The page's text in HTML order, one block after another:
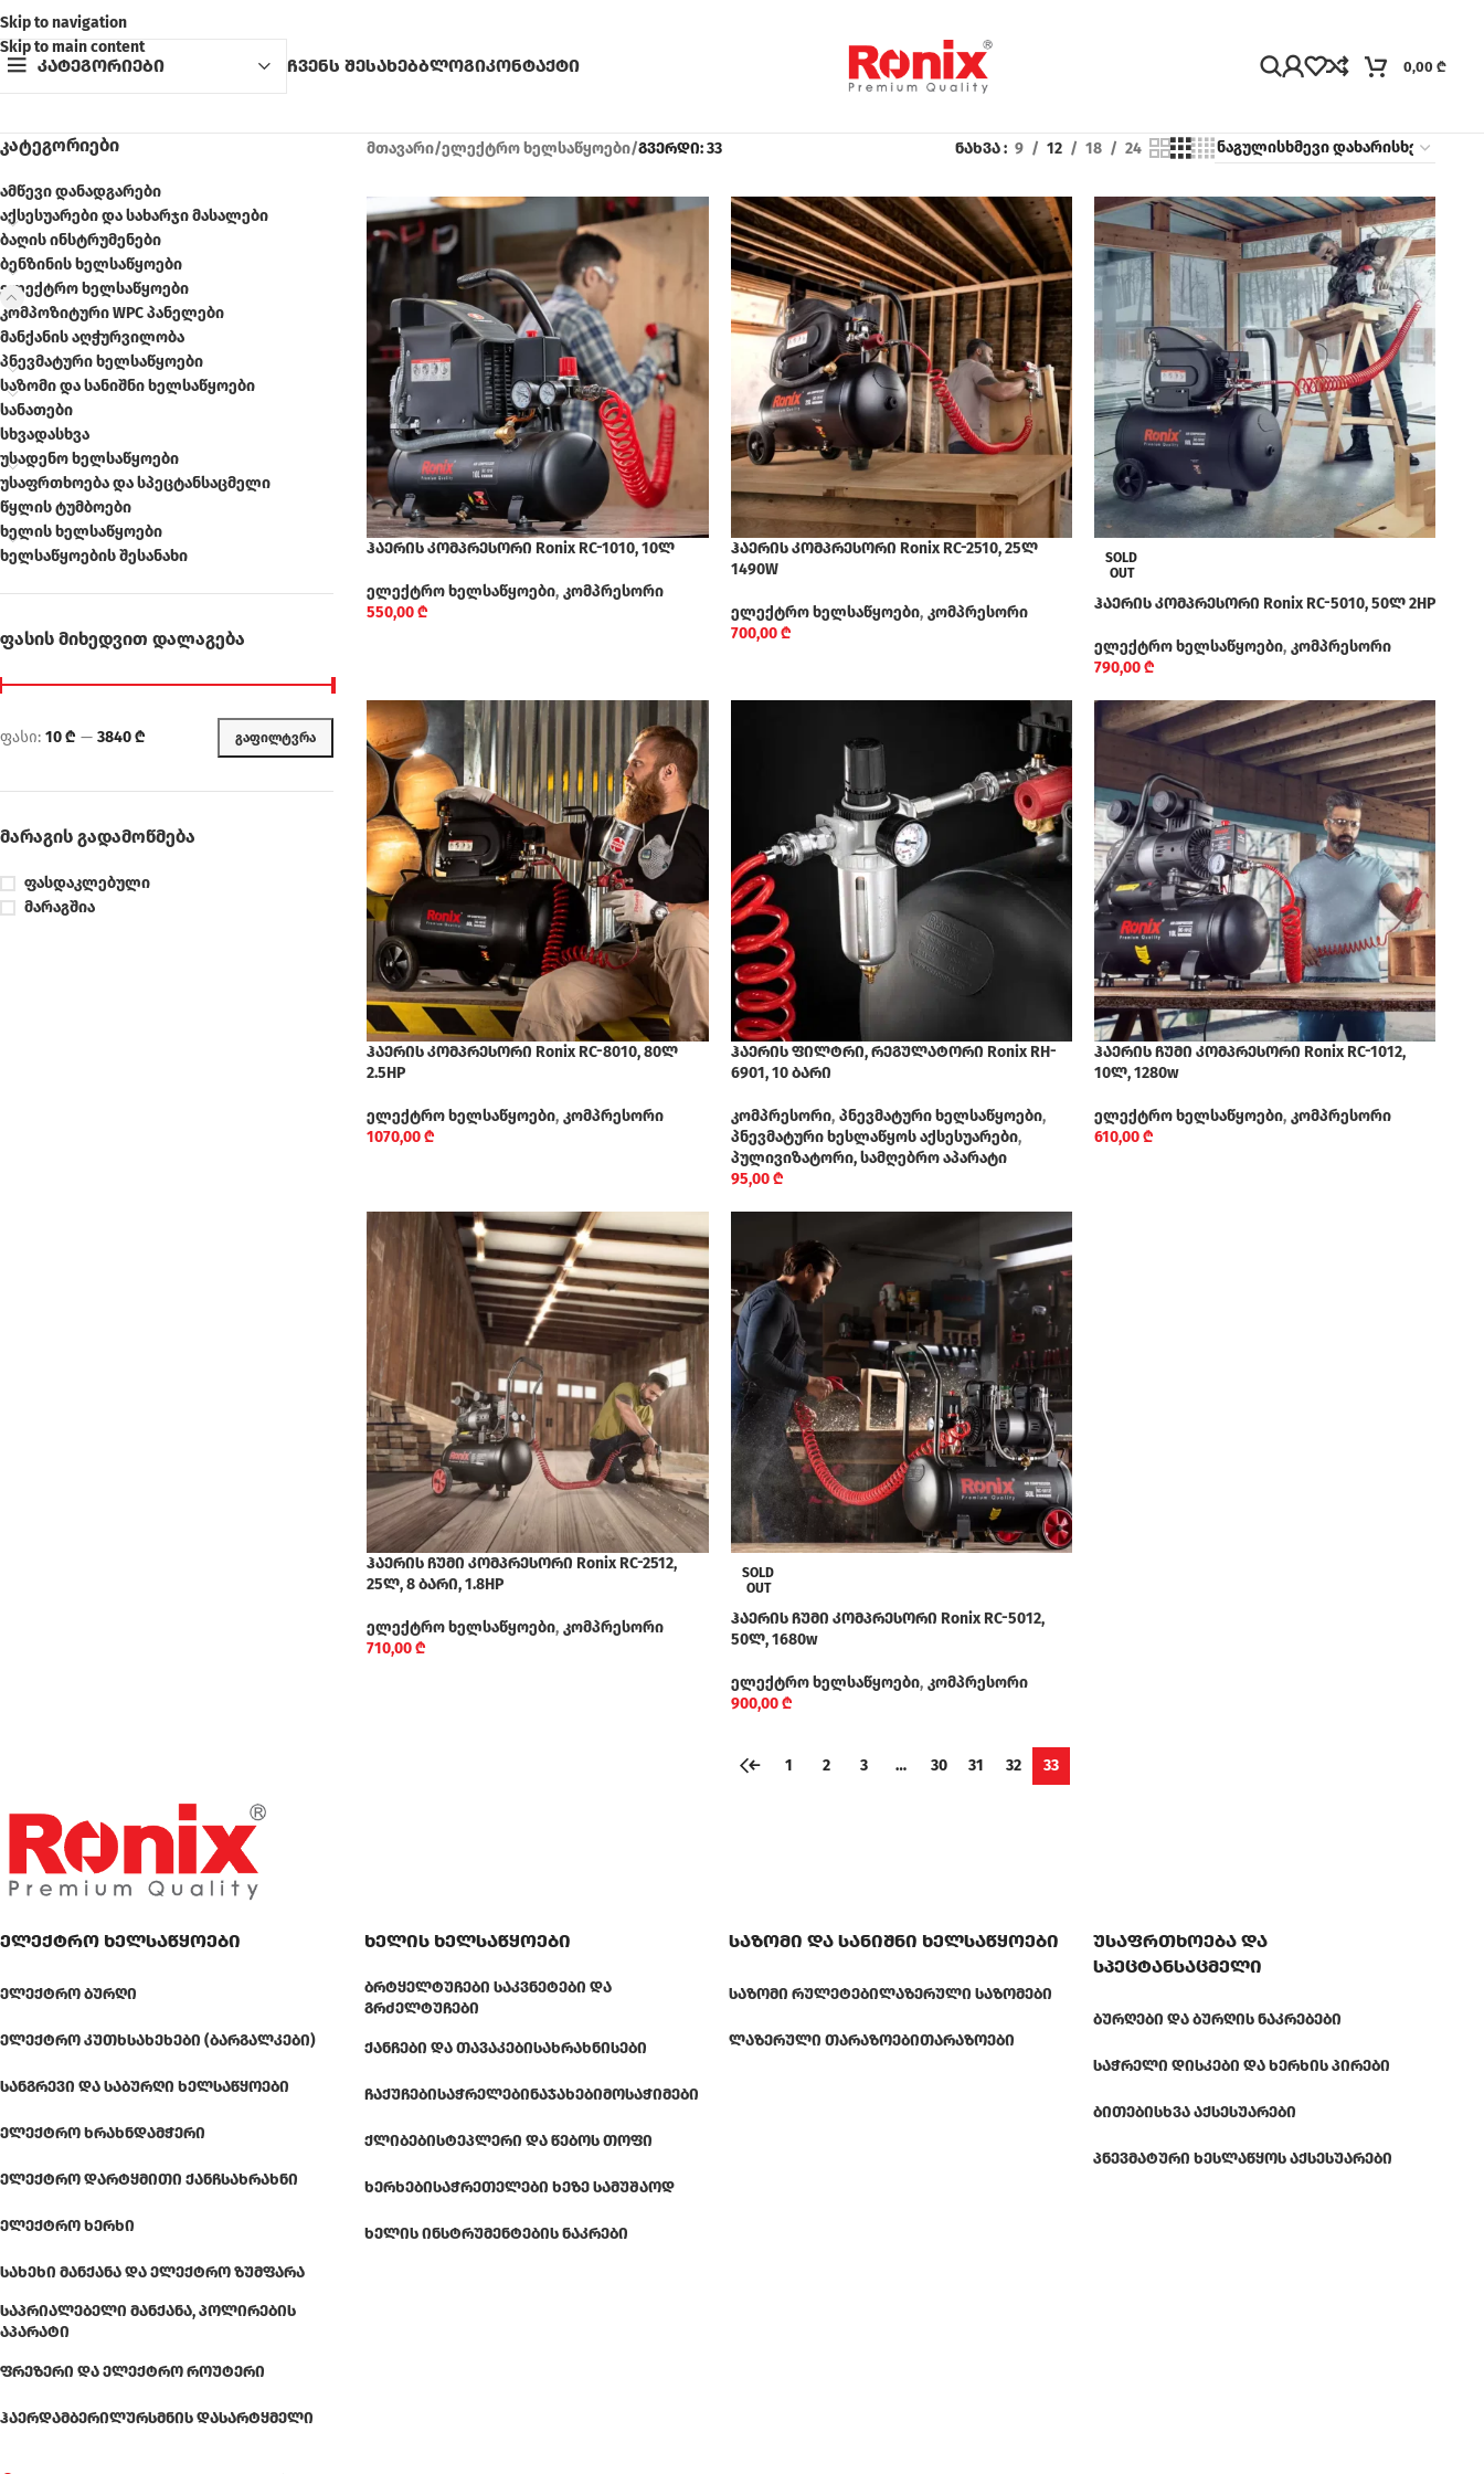
Skip to navigation
Skip to main content
კატეგორიები ჩვენს შესახებბლოგიკონტაქტი 0,00 ₾
ᲙᲐᲢᲔᲒᲝᲠᲘᲔᲑᲘ
ამწევი დანადგარები
აქსესუარები და სახარჯი მასალები
ბაღის ინსტრუმენები
ბენზინის ხელსაწყოები
ელექტრო ხელსაწყოები
კომპოზიტური WPC პანელები
მანქანის აღჭურვილობა
პნევმატური ხელსაწყოები
საზომი და სანიშნი ხელსაწყოები
სანათები
სხვადასხვა
უსადენო ხელსაწყოები
უსაფრთხოება და სპეცტანსაცმელი
წყლის ტუმბოები
ხელის ხელსაწყოები
ხელსაწყოების შესანახი
ᲤᲐᲡᲘᲡ ᲛᲘᲮᲔᲓᲕᲘᲗ ᲓᲐᲚᲐᲒᲔᲑᲐ
ᲒᲐᲤᲘᲚᲢᲕᲠᲐ
ფასი: 10 ₾ — 3840 ₾
ᲛᲐᲠᲐᲒᲘᲡ ᲒᲐᲓᲐᲛᲝᲬᲛᲔᲑᲐ
ფასდაკლებული
მარაგშია
მთავარი/ელექტრო ხელსაწყოები/გვერდი: 33 ნახვა 9 12 18 24
ჰაერის კომპრესორი Ronix RC-1010, 10ლ
ელექტრო ხელსაწყოები, კომპრესორი
550,00₾
ჰაერის კომპრესორი Ronix RC-2510, 25ლ
1490W
ელექტრო ხელსაწყოები, კომპრესორი
700,00₾
SOLD
OUT
ჰაერის კომპრესორი Ronix RC-5010, 50ლ 2HP
ელექტრო ხელსაწყოები, კომპრესორი
790,00₾
ჰაერის კომპრესორი Ronix RC-8010, 80ლ
2.5HP
ელექტრო ხელსაწყოები, კომპრესორი
1070,00₾
ჰაერის ფილტრი, რეგულატორი Ronix RH-
6901, 10 ბარი
კომპრესორი, პნევმატური ხელსაწყოები,
პნევმატური ხესლაწყოს აქსესუარები,
პულივიზატორი, სამღებრო აპარატი
95,00₾
ჰაერის ჩუმი კომპრესორი Ronix RC-1012,
10ლ, 1280w
ელექტრო ხელსაწყოები, კომპრესორი
610,00₾
ჰაერის ჩუმი კომპრესორი Ronix RC-2512,
25ლ, 8 ბარი, 1.8HP
ელექტრო ხელსაწყოები, კომპრესორი
710,00₾
SOLD
OUT
ჰაერის ჩუმი კომპრესორი Ronix RC-5012,
50ლ, 1680w
ელექტრო ხელსაწყოები, კომპრესორი
900,00₾
← 1 2 3 … 30 31 32 33
ელექტრო ხელსაწყოები
ᲔᲚᲔᲥᲢᲠᲝ ᲑᲣᲠᲦᲘ
ᲔᲚᲔᲥᲢᲠᲝ ᲙᲣᲗᲮᲡᲐᲮᲔᲮᲔᲑᲘ (ᲑᲐᲠᲒᲐᲚᲙᲔᲑᲘ)
ᲡᲐᲜᲒᲠᲔᲕᲘ ᲓᲐ ᲡᲐᲑᲣᲠᲦᲘ ᲮᲔᲚᲡᲐᲬᲧᲝᲔᲑᲘ
ᲔᲚᲔᲥᲢᲠᲝ ᲮᲠᲐᲮᲜᲓᲐᲛᲭᲔᲠᲘ
ᲔᲚᲔᲥᲢᲠᲝ ᲓᲐᲠᲢᲧᲛᲘᲗᲘ ᲥᲐᲜᲩᲡᲐᲮᲠᲐᲮᲜᲘ
ᲔᲚᲔᲥᲢᲠᲝ ᲮᲔᲠᲮᲘ
ᲡᲐᲮᲔᲮᲘ ᲛᲐᲜᲥᲐᲜᲐ ᲓᲐ ᲔᲚᲔᲥᲢᲠᲝ ᲖᲣᲛᲤᲐᲠᲐ
ᲡᲐᲞᲠᲘᲐᲚᲔᲑᲔᲚᲘ ᲛᲐᲜᲥᲐᲜᲐ, ᲞᲝᲚᲘᲠᲔᲑᲘᲡ
ᲐᲞᲐᲠᲐᲢᲘ
ᲤᲠᲔᲖᲔᲠᲘ ᲓᲐ ᲔᲚᲔᲥᲢᲠᲝ ᲠᲝᲣᲢᲔᲠᲘ
ᲰᲐᲔᲠᲓᲐᲛᲑᲔᲠᲘᲚᲣᲠᲡᲛᲜᲘᲡ ᲓᲐᲡᲐᲠᲢᲧᲛᲔᲚᲘ
ხელის ხელსაწყოები
ᲑᲠᲢᲧᲔᲚᲢᲣᲩᲔᲑᲘ ᲡᲐᲙᲕᲜᲔᲢᲔᲑᲘ ᲓᲐ
ᲒᲠᲫᲔᲚᲢᲣᲩᲔᲑᲘ
ᲥᲐᲜᲩᲔᲑᲘ ᲓᲐ ᲗᲐᲕᲐᲙᲔᲑᲘᲡᲐᲮᲠᲐᲮᲜᲘᲡᲔᲑᲘ
ᲩᲐᲥᲣᲩᲔᲑᲘᲡᲐᲭᲠᲔᲚᲔᲑᲘᲜᲐᲯᲐᲮᲔᲑᲘᲛᲝᲡᲐᲭᲘᲛᲔᲑᲘ
ᲥᲚᲘᲑᲔᲑᲘᲡᲢᲔᲞᲚᲔᲠᲘ ᲓᲐ ᲬᲔᲑᲝᲡ ᲗᲝᲤᲘ
ᲮᲔᲠᲮᲔᲑᲘᲡᲐᲭᲠᲔᲗᲔᲚᲔᲑᲘ ᲮᲔᲖᲔ ᲡᲐᲛᲣᲨᲐᲝᲓ
ᲮᲔᲚᲘᲡ ᲘᲜᲡᲢᲠᲣᲛᲔᲜᲢᲔᲑᲘᲡ ᲜᲐᲙᲠᲔᲑᲘ
საზომი და სანიშნი ხელსაწყოები
ᲡᲐᲖᲝᲛᲘ ᲠᲣᲚᲔᲢᲔᲑᲘᲚᲐᲖᲔᲠᲣᲚᲘ ᲡᲐᲖᲝᲛᲔᲑᲘ
ᲚᲐᲖᲔᲠᲣᲚᲘ ᲗᲐᲠᲐᲖᲝᲔᲑᲘᲗᲐᲠᲐᲖᲝᲔᲑᲘ
უსაფრთხოება და
სპეცტანსაცმელი
ᲑᲣᲠᲦᲔᲑᲘ ᲓᲐ ᲑᲣᲠᲦᲘᲡ ᲜᲐᲙᲠᲔᲑᲔᲑᲘ
ᲡᲐᲭᲠᲔᲚᲘ ᲓᲘᲡᲙᲔᲑᲘ ᲓᲐ ᲮᲔᲠᲮᲘᲡ ᲞᲘᲠᲔᲑᲘ
ᲑᲘᲗᲔᲑᲘᲡᲮᲕᲐ ᲐᲥᲡᲔᲡᲣᲐᲠᲔᲑᲘ
ᲞᲜᲔᲕᲛᲐᲢᲣᲠᲘ ᲮᲔᲡᲚᲐᲬᲧᲝᲡ ᲐᲥᲡᲔᲡᲣᲐᲠᲔᲑᲘ